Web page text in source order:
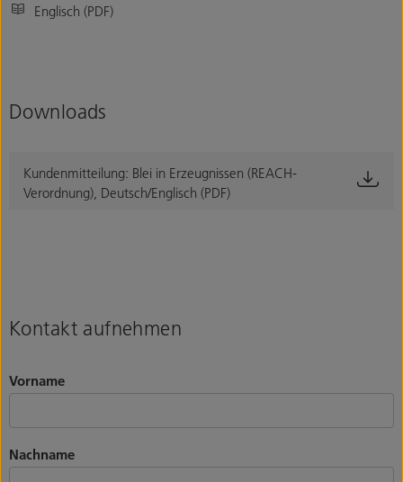
Englisch (PDF)
Downloads
Kundenmitteilung: Blei in Erzeugnissen (REACH-
Verordnung), Deutsch/Englisch (PDF)
Kontakt aufnehmen
Vorname
Nachname